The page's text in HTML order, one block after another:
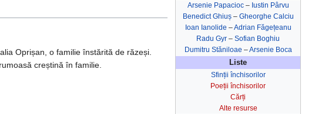
Arsenie Papacioc– Iustin Pârvu
Benedict Ghiuș– Gheorghe Calciu
Ioan Ianolide –Adrian Făgețeanu
Radu Gyr – Sofian Boghiu
Dumitru Stăniloae –Arsenie Boca
Liste
Sfinții închisorilor
Poeții închisorilor
Cărți
Alte resurse
Oprișan, o familie înstărită de răzeși.
creștină în familie.